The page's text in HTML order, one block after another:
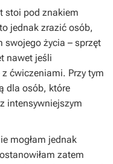
stoi pod znakiem
jednak zrazić osób,
swojego życia – sprzęt
nawet jeśli
ćwiczeniami. Przy tym
dla osób, które
intensywniejszym
mogłam jednak
zatem